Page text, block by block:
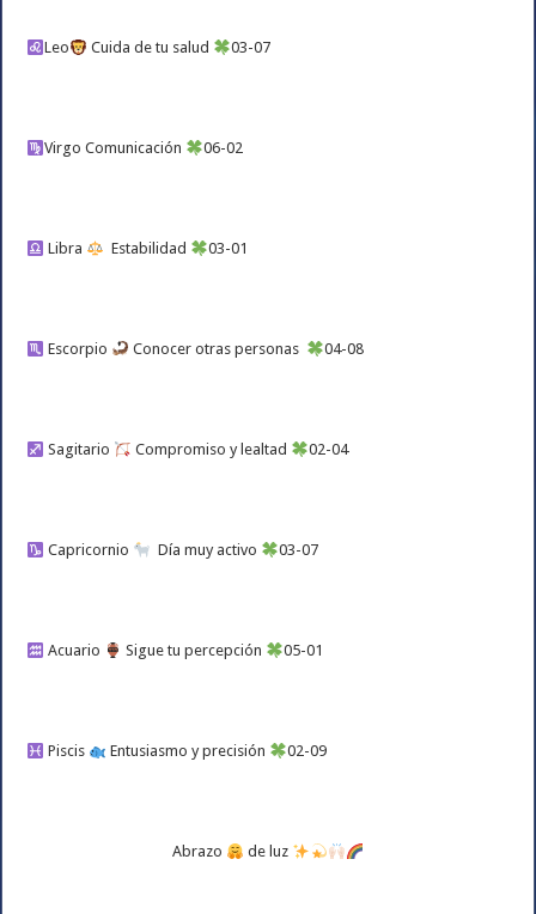
Leo Cuida de tu salud 03-07
Virgo Comunicación 06-02
Libra Estabilidad 03-01
Escorpio Conocer otras personas 04-08
Sagitario Compromiso y lealtad 02-04
Capricornio Día muy activo 03-07
Acuario Sigue tu percepción 05-01
Piscis Entusiasmo y precisión 02-09
Abrazo de luz